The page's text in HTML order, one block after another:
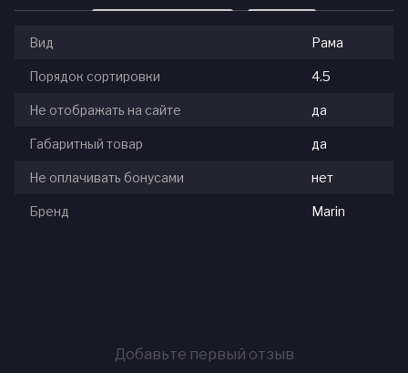
Вид Рама
Порядок сортировки 4.5
Не отображать на сайте да
Габаритный товар да
Не оплачивать бонусами нет
Бренд Marin
Добавьте первый отзыв